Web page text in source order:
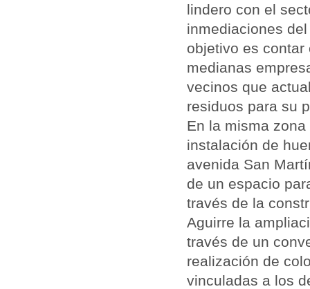
lindero con el
inmediaciones
objetivo es
medianas
vecinos que
residuos para su
En la misma
instalación de
avenida San
de un espacio
través de la
Aguirre la
través de un
realización de
vinculadas a los